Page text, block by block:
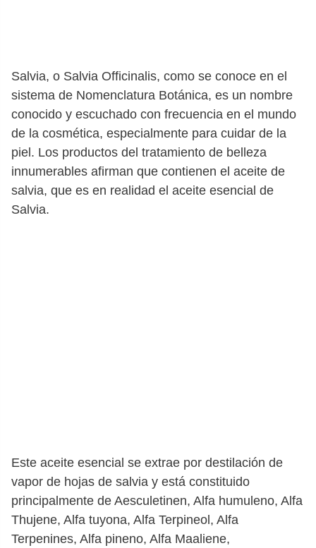
Salvia, o Salvia Officinalis, como se conoce en el
sistema de Nomenclatura Botánica, es un nombre
conocido y escuchado con frecuencia en el mundo
de la cosmética, especialmente para cuidar de la
piel. Los productos del tratamiento de belleza
innumerables afirman que contienen el aceite de
salvia, que es en realidad el aceite esencial de
Salvia.
Este aceite esencial se extrae por destilación de
vapor de hojas de salvia y está constituido
principalmente de Aesculetinen, Alfa humuleno, Alfa
Thujene, Alfa tuyona, Alfa Terpineol, Alfa
Terpenines, Alfa pineno, Alfa Maaliene,